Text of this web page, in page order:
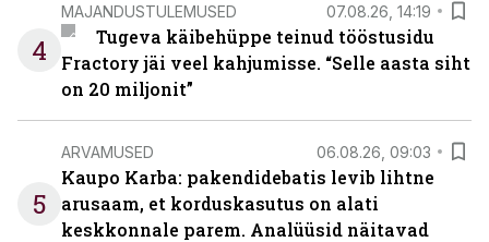
4
MAJANDUSTULEMUSED 07.08.26, 14:19
Tugeva käibehüppe teinud tööstusidu
Fractory jäi veel kahjumisse. “Selle aasta siht
on 20 miljonit”
5
ARVAMUSED 06.08.26, 09:03
Kaupo Karba: pakendidebatis levib lihtne
arusaam, et korduskasutus on alati
keskkonnale parem. Analüüsid näitavad